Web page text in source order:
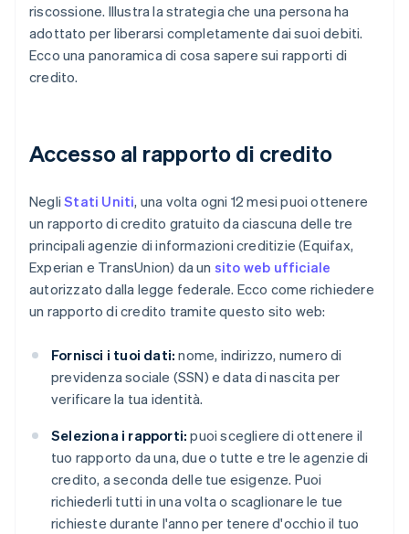
riscossione. Illustra la strategia che una persona ha
adottato per liberarsi completamente dai suoi debiti.
Ecco una panoramica di cosa sapere sui rapporti di
credito.
Accesso al rapporto di credito
NegliStati Uniti, una volta ogni 12 mesi puoi ottenere
un rapporto di credito gratuito da ciascuna delle tre
principali agenzie di informazioni creditizie (Equifax,
Experian e TransUnion) da un sito web ufficiale
autorizzato dalla legge federale. Ecco come richiedere
un rapporto di credito tramite questo sito web:
Fornisci i tuoi dati: nome, indirizzo, numero di
previdenza sociale (SSN) e data di nascita per
verificare la tua identità.
Seleziona i rapporti: puoi scegliere di ottenere il
tuo rapporto da una, due o tutte e tre le agenzie di
credito, a seconda delle tue esigenze. Puoi
richiederli tutti in una volta o scaglionare le tue
richieste durante l'anno per tenere d'occhio il tuo